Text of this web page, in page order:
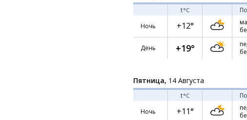
t°C
Ночь
+12°
День +19°
Пятница, 14 Августа
t°C
Ночь
+11°